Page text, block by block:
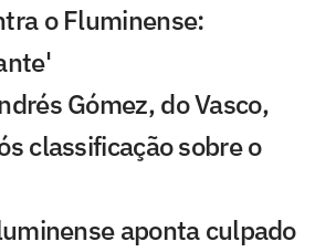
o Fluminense:
Gómez, do Vasco,
classificação sobre o
aponta culpado